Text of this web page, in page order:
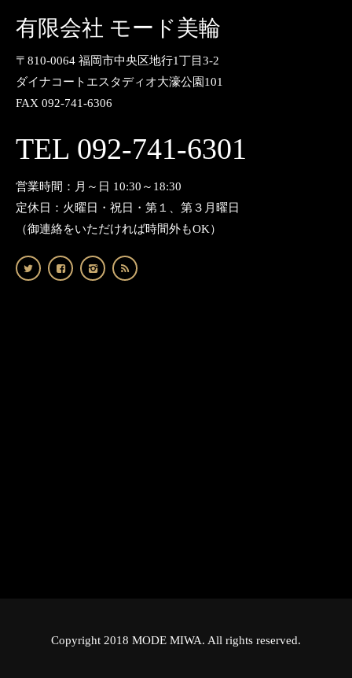
有限会社 モード美輪
〒810-0064 福岡市中央区地行1丁目3-2
ダイナコートエスタディオ大濠公園101
FAX 092-741-6306
TEL 092-741-6301
営業時間：月～日 10:30～18:30
定休日：火曜日・祝日・第１、第３月曜日
（御連絡をいただければ時間外もOK）
Copyright 2018 MODE MIWA. All rights reserved.